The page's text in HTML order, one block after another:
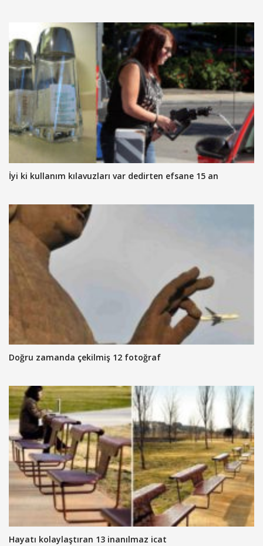
İyi ki kullanım kılavuzları var dedirten efsane 15 an
Doğru zamanda çekilmiş 12 fotoğraf
Hayatı kolaylaştıran 13 inanılmaz icat